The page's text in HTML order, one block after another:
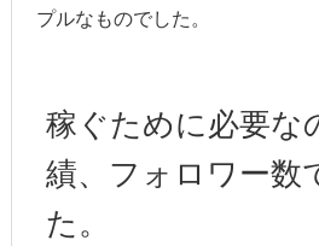
プルなものでした。
稼ぐために必要な
績、フォロワー数
た。